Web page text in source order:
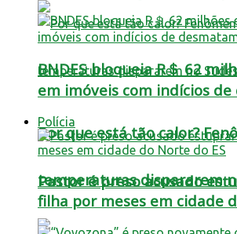
Por que está tão calor?
temperaturas dispararem
BNDES bloqueia R＄ 62
em imóveis com indícios
Polícia
Pastor é preso acusado
filha por meses em cidade